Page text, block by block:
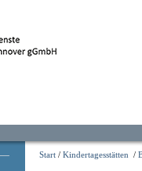
Start / Kindertagesstätten /